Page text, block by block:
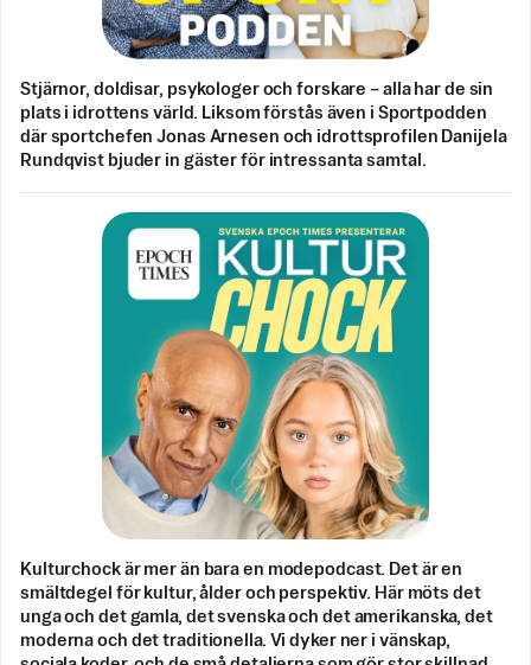
Stjärnor, doldisar, psykologer och forskare – alla har de sin
plats i idrottens värld. Liksom förstås även i Sportpodden
där sportchefen Jonas Arnesen och idrottsprofilen Danijela
Rundqvist bjuder in gäster för intressanta samtal.
Kulturchock är mer än bara en modepodcast. Det är en
smältdegel för kultur, ålder och perspektiv. Här möts det
unga och det gamla, det svenska och det amerikanska, det
moderna och det traditionella. Vi dyker ner i vänskap,